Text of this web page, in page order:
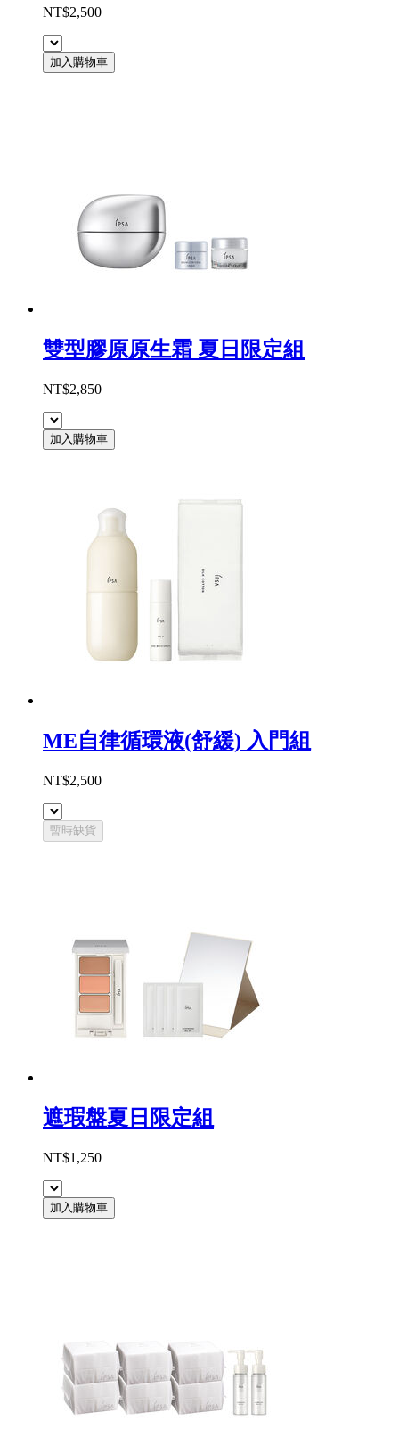
NT$2,500
加入購物車
雙型膠原原生霜 夏日限定組
NT$2,850
加入購物車
ME自律循環液(舒緩) 入門組
NT$2,500
暫時缺貨
遮瑕盤夏日限定組
NT$1,250
加入購物車